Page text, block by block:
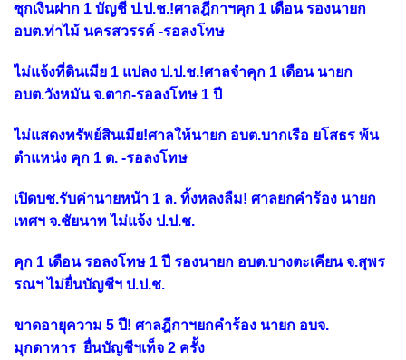
ซุกเงินฝาก 1 บัญชี ป.ป.ช.!ศาลฎีกาฯคุก 1 เดือน รองนายก
อบต.ท่าไม้ นครสวรรค์ -รอลงโทษ
ไม่แจ้งที่ดินเมีย 1 แปลง ป.ป.ช.!ศาลจำคุก 1 เดือน นายก
อบต.วังหมัน จ.ตาก-รอลงโทษ 1 ปี
ไม่แสดงทรัพย์สินเมีย!ศาลให้นายก อบต.บากเรือ ยโสธร พ้น
ตำแหน่ง คุก 1 ด. -รอลงโทษ
เปิดบช.รับค่านายหน้า 1 ล. ทิ้งหลงลืม! ศาลยกคำร้อง นายก
เทศฯ จ.ชัยนาท ไม่แจ้ง ป.ป.ช.
คุก 1 เดือน รอลงโทษ 1 ปี รองนายก อบต.บางตะเคียน จ.สุพร
รณฯ ไม่ยื่นบัญชีฯ ป.ป.ช.
ขาดอายุความ 5 ปี! ศาลฎีกาฯยกคำร้อง นายก อบจ.
มุกดาหาร ยื่นบัญชีฯเท็จ 2 ครั้ง